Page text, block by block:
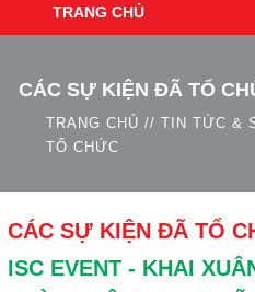
TRANG CHỦ
CÁC SỰ KIỆN ĐÃ TỔ
TRANG CHỦ // TIN TỨC &
TỔ CHỨC
CÁC SỰ KIỆN ĐÃ TỔ
ISC EVENT - KHAI